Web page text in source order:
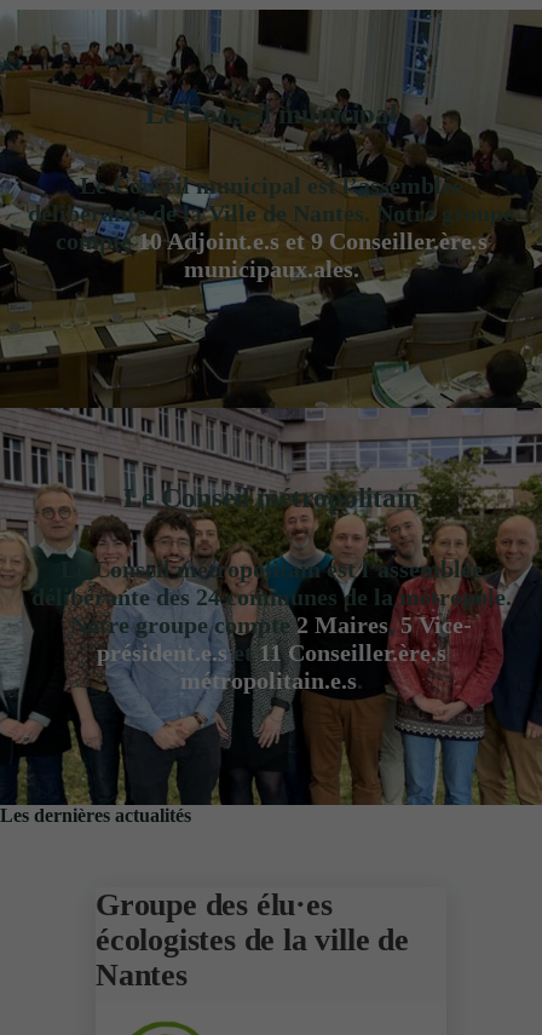
Le Conseil municipal
Le Conseil municipal est l’assemblée
délibérante de la Ville de Nantes. Notre groupe
compte10 Adjoint.e.s et 9 Conseiller.ère.s
municipaux.ales.
Le Conseil métropolitain
Le Conseil métropolitain est l’assemblée
délibérante des 24 communes de la métropole.
Notre groupe compte2 Maires,5 Vice-
président.e.set11 Conseiller.ère.s
métropolitain.e.s.
Les dernières actualités
Groupe des élu·es
écologistes de la ville de
Nantes